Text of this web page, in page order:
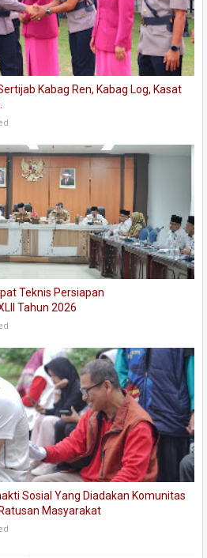
Kabag Ren, Kabag Log, Kasat
Teknis Persiapan
Tahun 2026
Sosial Yang Diadakan Komunitas
Masyarakat